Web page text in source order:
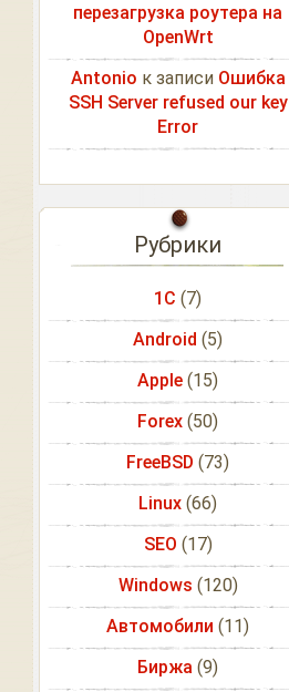
перезагрузка роутера на
OpenWrt
Antonio к записи Ошибка
SSH Server refused our key
Error
Рубрики
1С (7)
Android (5)
Apple (15)
Forex (50)
FreeBSD (73)
Linux (66)
SEO (17)
Windows (120)
Автомобили (11)
Биржа (9)